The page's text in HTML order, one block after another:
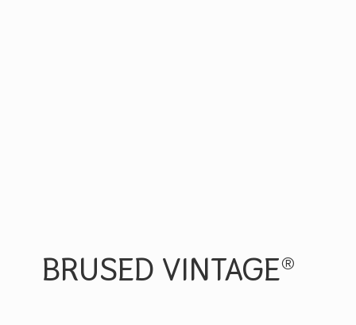
BRUSED VINTAGE®